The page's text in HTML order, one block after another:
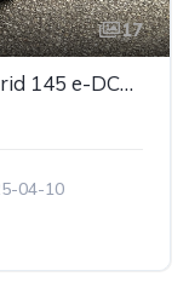
17
PEUGEOT 308 SW ALLURE Hybrid 145 e-DCS6
04-10